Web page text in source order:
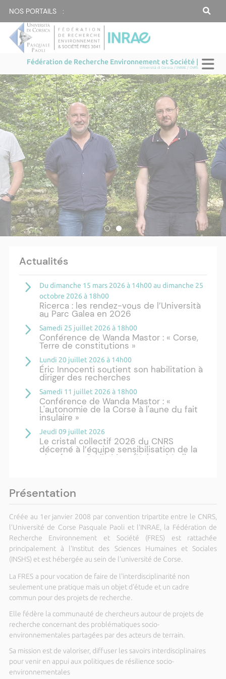
NOS PORTAILS :
Fédération de Recherche Environnement et Société |
Università di Corsica / INRAE / CNRS
Actualités
Du dimanche 15 mars 2026 à 14h00 au dimanche 25
octobre 2026 à 18h00
Ricerca : les rendez-vous de l’Università
au Parc Galea en 2026
Samedi 25 juillet 2026 à 18h00
Conférence de Wanda Mastor : « Corse,
Terre de constitutions »
Lundi 20 juillet 2026 à 14h00
Éric Innocenti soutient son habilitation à
diriger des recherches
Samedi 11 juillet 2026 à 18h00
Conférence de Wanda Mastor : «
L'autonomie de la Corse à l'aune du fait
insulaire »
Jeudi 09 juillet 2026
Le cristal collectif 2026 du CNRS
décerné à l’équipe sensibilisation de la
plateforme Stella Mare (Università di
Présentation
Créée au 1er janvier 2008 par convention tripartite entre le CNRS,
l’Université de Corse Pasquale Paoli et l’INRAE, la Fédération de
Recherche Environnement et Société (FRES) est rattachée
principalement à l’Institut des Sciences Humaines et Sociales
(INSHS) et est hébergée au sein de l'université de Corse.
La FRES a pour vocation de faire de l'interdisciplinarité non
seulement une pratique mais un objet d'étude et un cadre
commun pour des projets de recherche.
Elle fédère la communauté de chercheurs autour de projets de
recherche concernant des problématiques socio-
environnementales partagées par des acteurs de terrain.
Sa mission est de valoriser, diffuser les savoirs interdisciplinaires
pour venir en appui aux politiques de résilience socio-
environnementales